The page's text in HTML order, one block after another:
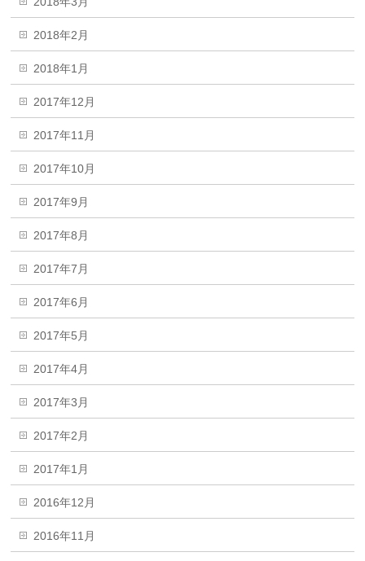
2018年2月
2018年1月
2017年12月
2017年11月
2017年10月
2017年9月
2017年8月
2017年7月
2017年6月
2017年5月
2017年4月
2017年3月
2017年2月
2017年1月
2016年12月
2016年11月